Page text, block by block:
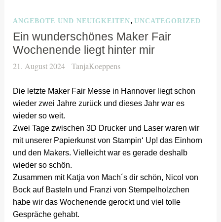
ANGEBOTE UND NEUIGKEITEN,UNCATEGORIZED
Ein wunderschönes Maker Fair
Wochenende liegt hinter mir
21. August 2024 TanjaKoeppens
Die letzte Maker Fair Messe in Hannover liegt schon
wieder zwei Jahre zurück und dieses Jahr war es
wieder so weit.
Zwei Tage zwischen 3D Drucker und Laser waren wir
mit unserer Papierkunst von Stampin‘ Up! das Einhorn
und den Makers. Vielleicht war es gerade deshalb
wieder so schön.
Zusammen mit Katja von Mach´s dir schön, Nicol von
Bock auf Basteln und Franzi von Stempelholzchen
habe wir das Wochenende gerockt und viel tolle
Gespräche gehabt.